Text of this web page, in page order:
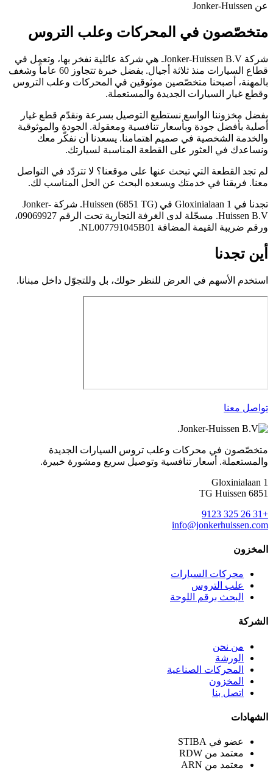
عن Jonker-Huissen
متخصّصون في المحركات وعلب التروس
شركة Jonker-Huissen B.V. هي شركة عائلية نفخر بها، وتعمل في
قطاع السيارات منذ ثلاثة أجيال. بفضل خبرة تتجاوز 60 عاماً وشغف
بالمهنة، أصبحنا متخصّصين موثوقين في المحركات وعلب التروس
وقطع غيار السيارات الجديدة والمستعملة.
بفضل مخزوننا الواسع نستطيع التوصيل بسرعة ونقدّم قطع غيار
أصلية بأفضل جودة وبأسعار تنافسية ومعقولة. الجودة والموثوقية
والخدمة الشخصية في صميم اهتمامنا. يسعدنا أن نفكّر معك
ونساعدك في العثور على القطعة المناسبة لسيارتك.
لم تجد القطعة التي تبحث عنها على موقعنا؟ لا تتردّد في التواصل
معنا. فريقنا في خدمتك ويسعده البحث عن الحل المناسب لك.
تجدنا في Gloxinialaan 1 في Huissen (6851 TG). شركة Jonker-
Huissen B.V. مسجّلة لدى الغرفة التجارية تحت الرقم 09069927،
ورقم ضريبة القيمة المضافة NL007791045B01.
أين تجدنا
استخدم الأسهم في العرض للنظر حولك، بل وللتجوّل داخل مبنانا.
تواصل معنا
متخصّصون في محركات وعلب تروس السيارات الجديدة
والمستعملة. أسعار تنافسية وتوصيل سريع ومشورة خبيرة.
Gloxinialaan 1
6851 TG Huissen
+31 26 325 9123
info@jonkerhuissen.com
المخزون
محركات السيارات
علب التروس
البحث برقم اللوحة
الشركة
من نحن
الورشة
المحركات الصناعية
المخزون
اتصل بنا
الشهادات
عضو في STIBA
معتمد من RDW
معتمد من ARN